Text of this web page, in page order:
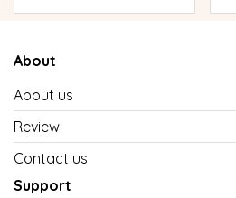
About
About us
Review
Contact us
Support